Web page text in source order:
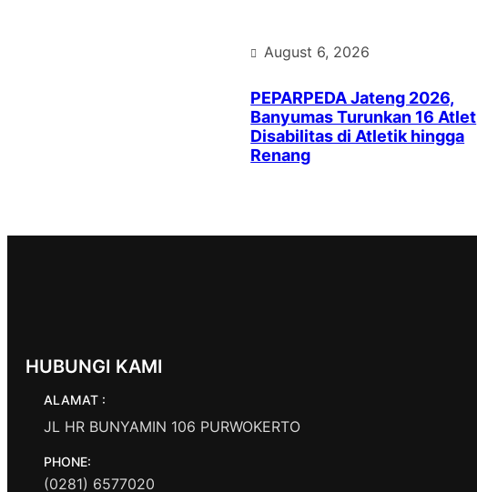
August 6, 2026
PEPARPEDA Jateng 2026,
Banyumas Turunkan 16 Atlet
Disabilitas di Atletik hingga
Renang
HUBUNGI KAMI
ALAMAT :
JL HR BUNYAMIN 106 PURWOKERTO
PHONE:
(0281) 6577020